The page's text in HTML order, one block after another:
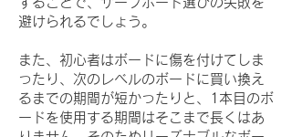
避けられるでしょう。
また、初心者はボードに傷を付けてしま
ったり、次のレベルのボードに買い換え
るまでの期間が短かったりと、1本目のボ
ードを使用する期間はそこまで長くはあ